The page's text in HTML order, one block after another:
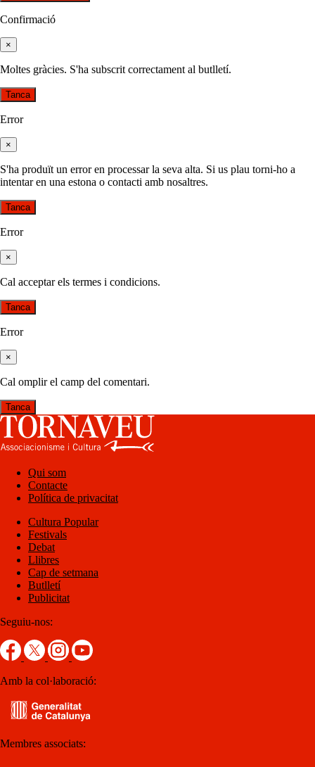
Confirmació
×
Moltes gràcies. S'ha subscrit correctament al butlletí.
Tanca
Error
×
S'ha produït un error en processar la seva alta. Si us plau torni-ho a
intentar en una estona o contacti amb nosaltres.
Tanca
Error
×
Cal acceptar els termes i condicions.
Tanca
Error
×
Cal omplir el camp del comentari.
Tanca
Qui som
Contacte
Política de privacitat
Cultura Popular
Festivals
Debat
Llibres
Cap de setmana
Butlletí
Publicitat
Seguiu-nos:
Amb la col·laboració:
Membres associats: